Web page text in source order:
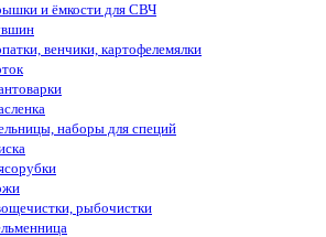
и ёмкости для СВЧ
венчики, картофелемялки
наборы для специй
рыбочистки